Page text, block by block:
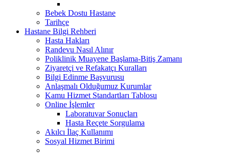
Bebek Dostu Hastane
Tarihçe
Hastane Bilgi Rehberi
Hasta Hakları
Randevu Nasıl Alınır
Poliklinik Muayene Başlama-Bitiş Zamanı
Ziyaretçi ve Refakatçı Kuralları
Bilgi Edinme Başvurusu
Anlaşmalı Olduğumuz Kurumlar
Kamu Hizmet Standartları Tablosu
Online İşlemler
Laboratuvar Sonuçları
Hasta Reçete Sorgulama
Akılcı İlaç Kullanımı
Sosyal Hizmet Birimi